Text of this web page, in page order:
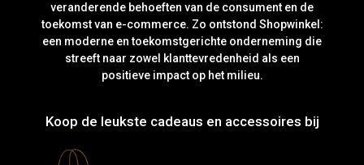
veranderende behoeften van de consument en de
toekomst van e-commerce. Zo ontstond Shopwinkel:
een moderne en toekomstgerichte onderneming die
streeft naar zowel klanttevredenheid als een
positieve impact op het milieu.
Koop de leukste cadeaus en accessoires bij